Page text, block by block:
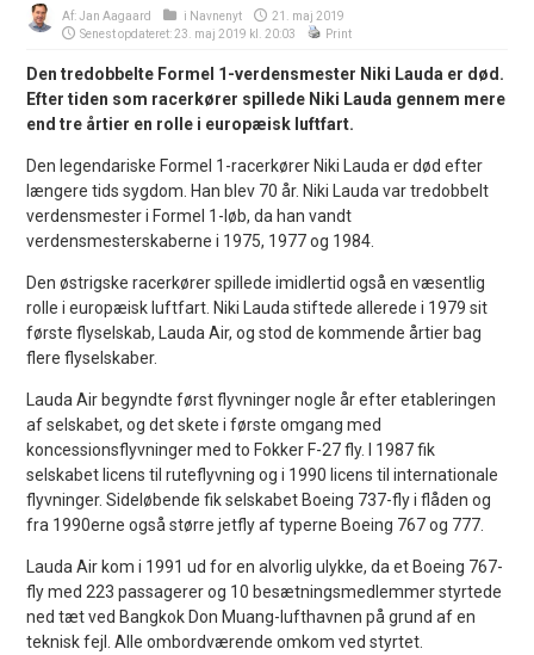
Af:Jan Aagaard i Navnenyt
21. maj 2019
Senest opdateret: 23. maj 2019 kl. 20:03
Print
Den tredobbelte Formel 1-verdensmester Niki Lauda er død.
Efter tiden som racerkører spillede Niki Lauda gennem mere
end tre årtier en rolle i europæisk luftfart.
Den legendariske Formel 1-racerkører Niki Lauda er død efter
længere tids sygdom. Han blev 70 år. Niki Lauda var tredobbelt
verdensmester i Formel 1-løb, da han vandt
verdensmesterskaberne i 1975, 1977 og 1984.
Den østrigske racerkører spillede imidlertid også en væsentlig
rolle i europæisk luftfart. Niki Lauda stiftede allerede i 1979 sit
første flyselskab, Lauda Air, og stod de kommende årtier bag
flere flyselskaber.
Lauda Air begyndte først flyvninger nogle år efter etableringen
af selskabet, og det skete i første omgang med
koncessionsflyvninger med to Fokker F-27 fly. I 1987 fik
selskabet licens til ruteflyvning og i 1990 licens til internationale
flyvninger. Sideløbende fik selskabet Boeing 737-fly i flåden og
fra 1990erne også større jetfly af typerne Boeing 767 og 777.
Lauda Air kom i 1991 ud for en alvorlig ulykke, da et Boeing 767-
fly med 223 passagerer og 10 besætningsmedlemmer styrtede
ned tæt ved Bangkok Don Muang-lufthavnen på grund af en
teknisk fejl. Alle ombordværende omkom ved styrtet.